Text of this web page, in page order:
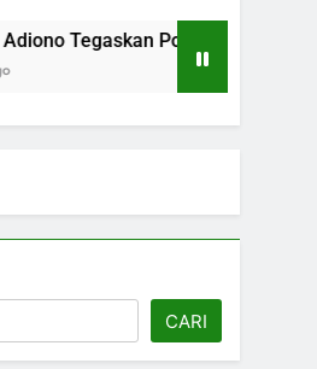
Posisi Sebagai Pegawai,
CARI